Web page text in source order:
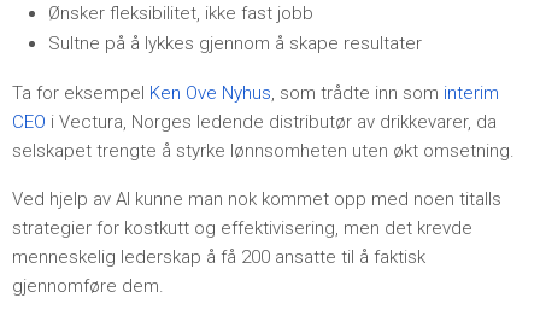
Ønsker fleksibilitet, ikke fast jobb
Sultne på å lykkes gjennom å skape resultater
Ta for eksempel Ken Ove Nyhus, som trådte inn som interim
CEO i Vectura, Norges ledende distributør av drikkevarer, da
selskapet trengte å styrke lønnsomheten uten økt omsetning.
Ved hjelp av AI kunne man nok kommet opp med noen titalls
strategier for kostkutt og effektivisering, men det krevde
menneskelig lederskap å få 200 ansatte til å faktisk
gjennomføre dem.